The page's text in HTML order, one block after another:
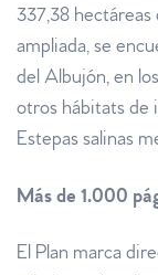
337,38
ampliada, se
del Albujón, en
otros hábitats de
Estepas salinas
Más de 1.000
El Plan marca